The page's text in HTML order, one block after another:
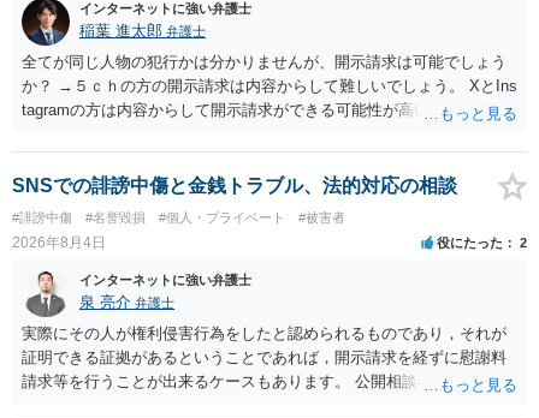
インターネットに強い弁護士
稲葉 進太郎 弁護士
全てが同じ人物の犯行かは分かりませんが、開示請求は可能でしょう
か？ →５ｃｈの方の開示請求は内容からして難しいでしょう。 XとIns
tagramの方は内容からして開示請求ができる可能性が高いでしょう。
いでしょう。７月中にアカウントが削除されている場合、今から進め
ても失敗する可能性が高いように思われます。 相手を特定できた場
合、相手に全ての弁護士費用を負担させることは可能でしょうか？ →
訴訟外の交渉で相手方が認めれば負担させることができるでしょう。
訴訟で判決となった場合は、実際の弁護士費用が認められる場合と認
められない場合があり何ともいえないところでしょう。
SNSでの誹謗中傷と金銭トラブル、法的対応の相談
#誹謗中傷 #名誉毀損 #個人・プライベート #被害者
2026年8月4日 役にたった 2
インターネットに強い弁護士
泉 亮介 弁護士
実際にその人が権利侵害行為をしたと認められるものであり，それが
証明できる証拠があるということであれば，開示請求を経ずに慰謝料
請求等を行うことが出来るケースもあります。 公開相談の場では回答